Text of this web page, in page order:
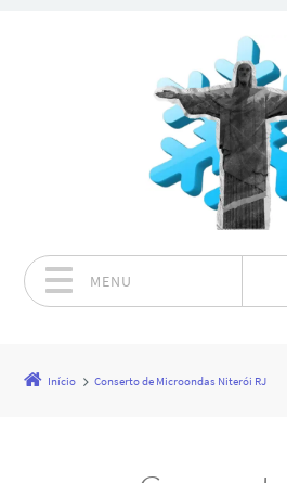
MENU
Início Conserto de Microondas Niterói RJ